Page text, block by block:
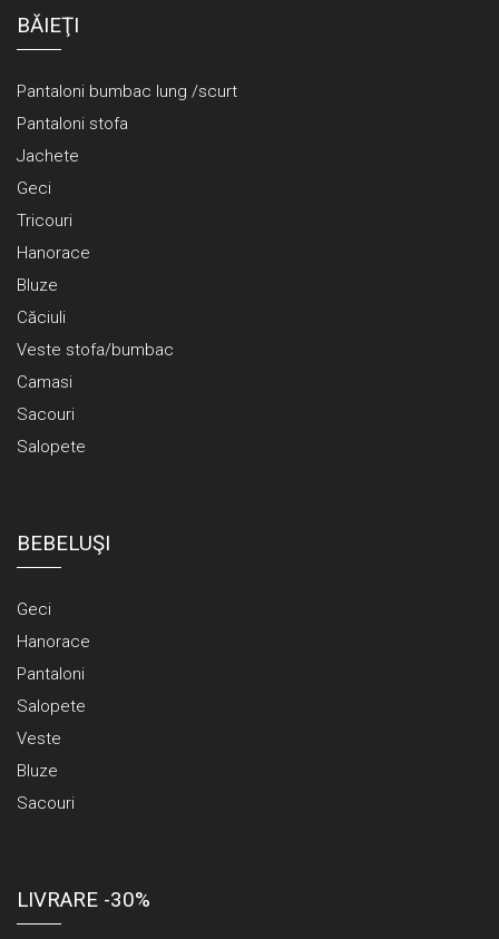
BĂIEŢI
Pantaloni bumbac lung /scurt
Pantaloni stofa
Jachete
Geci
Tricouri
Hanorace
Bluze
Căciuli
Veste stofa/bumbac
Camasi
Sacouri
Salopete
BEBELUŞI
Geci
Hanorace
Pantaloni
Salopete
Veste
Bluze
Sacouri
LIVRARE -30%